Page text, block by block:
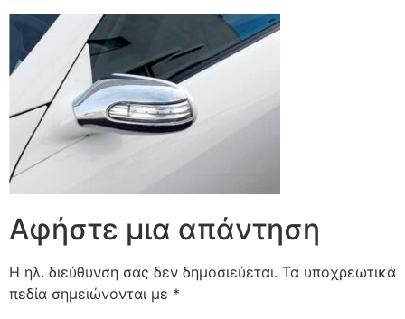
Αφήστε μια απάντηση
Η ηλ. διεύθυνση σας δεν δημοσιεύεται. Τα υποχρεωτικά
πεδία σημειώνονται με *